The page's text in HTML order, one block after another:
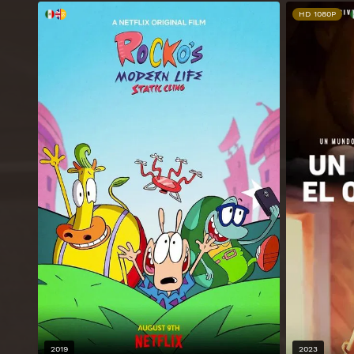
2019
HD 1080P
2023